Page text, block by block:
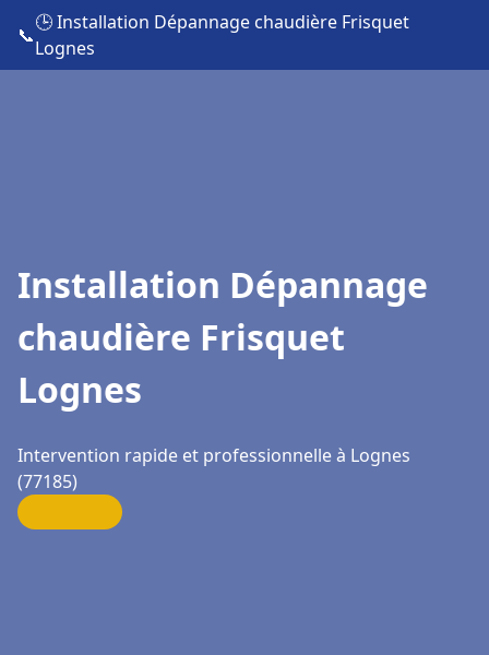
📞
🕒 Installation Dépannage chaudière Frisquet
Lognes
Installation Dépannage
chaudière Frisquet
Lognes
Intervention rapide et professionnelle à Lognes
(77185)